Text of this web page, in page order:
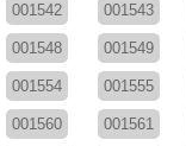
001542 001543
001548 001549
001554 001555
001560 001561